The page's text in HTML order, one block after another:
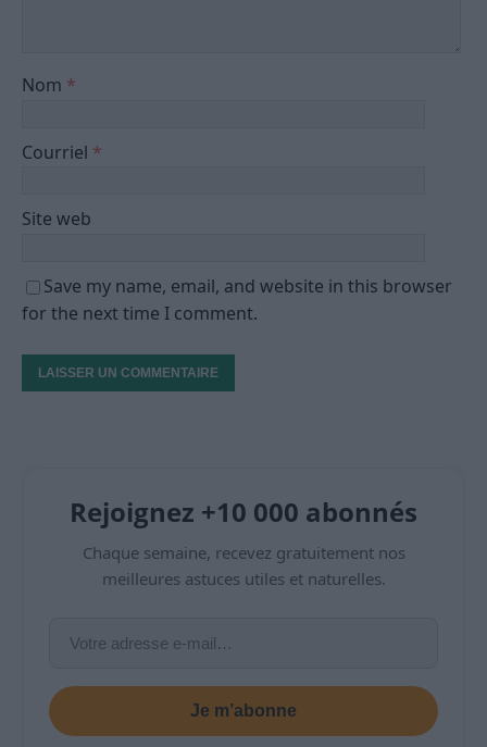
Nom *
Courriel *
Site web
Save my name, email, and website in this browser
for the next time I comment.
Rejoignez +10 000 abonnés
Chaque semaine, recevez gratuitement nos
meilleures astuces utiles et naturelles.
Je m’abonne